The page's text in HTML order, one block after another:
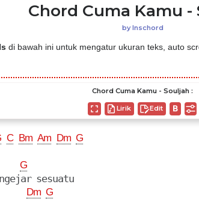
Chord Cuma Kamu -
byInschord
di bawah ini untuk mengatur ukuran teks, auto
Chord Cuma Kamu - Souljah :
Lirik Edit
C Bm Am Dm G
G
Dm G